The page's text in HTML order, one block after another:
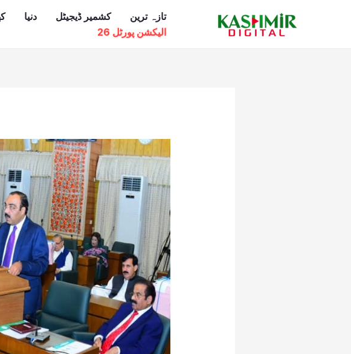
تازہ ترین کشمیر ڈیجیٹل دنیا
الیکشن پورٹل 26